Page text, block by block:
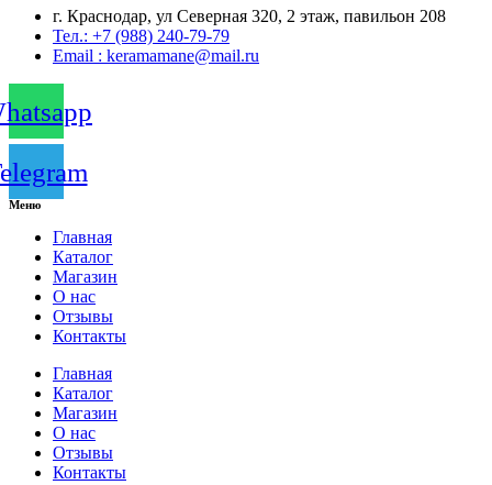
г. Краснодар, ул Северная 320, 2 этаж, павильон 208
Тел.: +7 (988) 240-79-79
Email : keramamane@mail.ru
Меню
Главная
Каталог
Магазин
О нас
Отзывы
Контакты
Главная
Каталог
Магазин
О нас
Отзывы
Контакты